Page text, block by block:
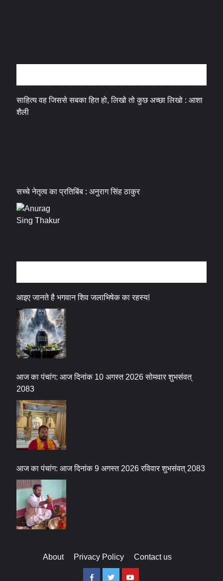
साहित्य वह जिससे सबका हित हो, लिखो तो कुछ अच्छा लिखो : आशा
शैली
सच्चे नेतृत्व का प्रतिबिंब : अनुराग सिंह ठाकुर
आइए जानते है भगवान शिव जलाभिषेक का रहस्य!
आज का पंचांग: आज दिनांक 10 अगस्त 2026 सोमवार शुभसंवत्
2083
आज का पंचांग: आज दिनांक 9 अगस्त 2026 रविवार शुभसंवत् 2083
About Privacy Policy Contact us
FacebookTwitterYoutube